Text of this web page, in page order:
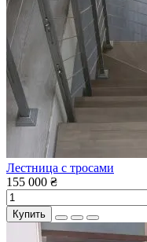
Лестница с тросами
155 000 ₴
Купить